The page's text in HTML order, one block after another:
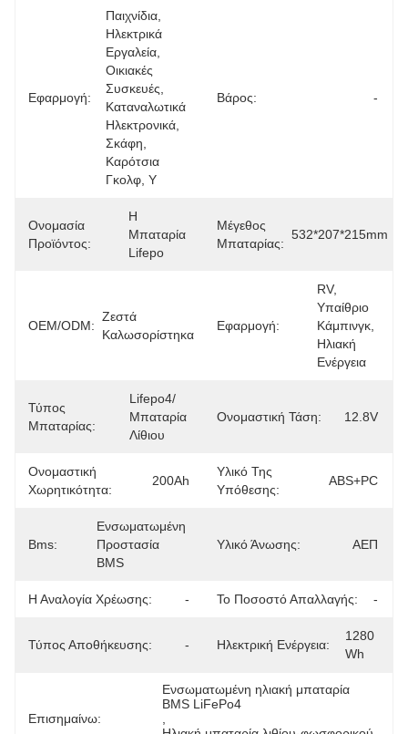
Εφαρμογή:
Παιχνίδια,
Ηλεκτρικά
Εργαλεία,
Οικιακές
Συσκευές,
Καταναλωτικά
Ηλεκτρονικά,
Σκάφη,
Καρότσια
Γκολφ, Υ
Βάρος: -
Ονομασία
Προϊόντος:
Η
Μπαταρία
Lifepo
Μέγεθος
Μπαταρίας:
532*207*215mm
OEM/ODM:
Ζεστά
Καλωσορίστηκα
Εφαρμογή:
RV,
Υπαίθριο
Κάμπινγκ,
Ηλιακή
Ενέργεια
Τύπος
Μπαταρίας:
Lifepo4/
Μπαταρία
Λίθιου
Ονομαστική Τάση: 12.8V
Ονομαστική
Χωρητικότητα:
200Ah
Υλικό Της
Υπόθεσης:
ABS+PC
Bms:
Ενσωματωμένη
Προστασία
BMS
Υλικό Άνωσης: ΑΕΠ
Η Αναλογία Χρέωσης: - Το Ποσοστό Απαλλαγής: -
Τύπος Αποθήκευσης: - Ηλεκτρική Ενέργεια:
1280
Wh
Επισημαίνω:
Ενσωματωμένη ηλιακή μπαταρία
BMS LiFePo4